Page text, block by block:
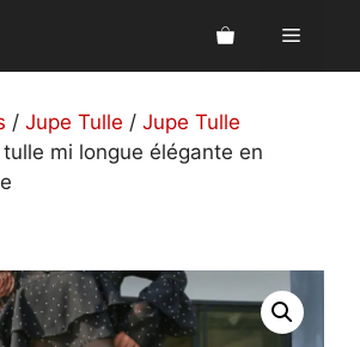
Menu
/ Jupe Tulle / Jupe Tulle
mi longue élégante en